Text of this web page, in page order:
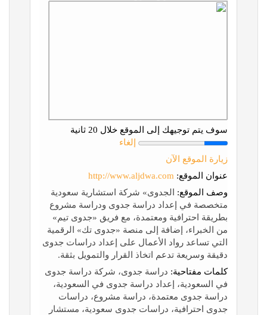
سوف يتم توجيهك إلى الموقع خلال 20 ثانية
إلغاء
زيارة الموقع الآن
عنوان الموقع: http://www.aljdwa.com
وصف الموقع: الجدوى» شركة استشارية سعودية
متخصصة في إعداد دراسة جدوى ودراسة مشروع
بطريقة احترافية ومعتمدة، مع فريق «جدوى تيم»
من الخبراء، إضافة إلى منصة «جدوى تك» الرقمية
التي تساعد رواد الأعمال على إعداد دراسات جدوى
دقيقة وسريعة تدعم اتخاذ القرار والتمويل بثقة.
كلمات مفتاحية: دراسة جدوى، شركة دراسة جدوى
في السعودية، إعداد دراسة جدوى في السعودية،
دراسة جدوى معتمدة، دراسة مشروع، دراسات
جدوى احترافية، دراسات جدوى سعودية، مستشار